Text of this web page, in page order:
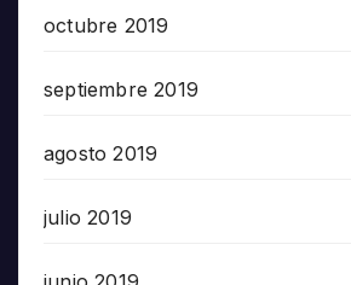
octubre 2019
septiembre 2019
agosto 2019
julio 2019